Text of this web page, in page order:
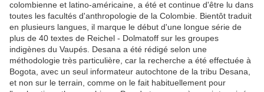
colombienne et latino-américaine, a été et continue d'être lu dans
toutes les facultés d'anthropologie de la Colombie. Bientôt traduit
en plusieurs langues, il marque le début d'une longue série de
plus de 40 textes de Reichel - Dolmatoff sur les groupes
indigènes du Vaupés. Desana a été rédigé selon une
méthodologie très particulière, car la recherche a été effectuée à
Bogota, avec un seul informateur autochtone de la tribu Desana,
et non sur le terrain, comme on le fait habituellement pour